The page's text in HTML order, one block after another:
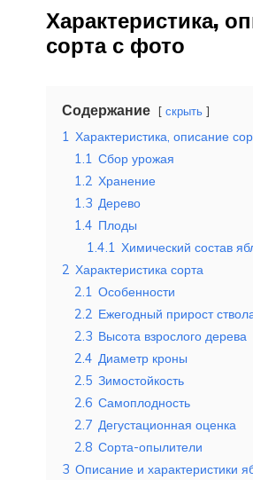
Характеристика,
сорта с фото
Содержание скрыть
1 Характеристика, описание
1.1 Сбор урожая
1.2 Хранение
1.3 Дерево
1.4 Плоды
1.4.1 Химический состав
2 Характеристика сорта
2.1 Особенности
2.2 Ежегодный прирост
2.3 Высота взрослого дерева
2.4 Диаметр кроны
2.5 Зимостойкость
2.6 Самоплодность
2.7 Дегустационная оценка
2.8 Сорта-опылители
3 Описание и характеристики